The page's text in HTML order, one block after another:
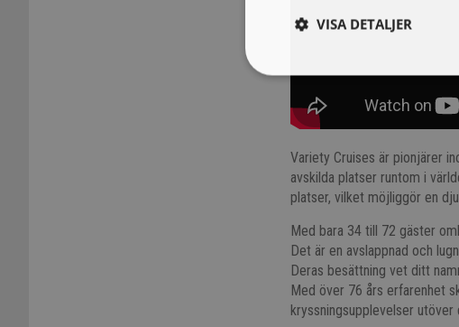
Variety Cruises är pionjärer
avskilda platser runtom i
platser, vilket möjliggör en
Med bara 34 till 72 gäster
Det är en avslappnad och
Deras besättning vet ditt
Med över 76 års erfarenhet
kryssningsupplevelser utöver
VISA DETALJER